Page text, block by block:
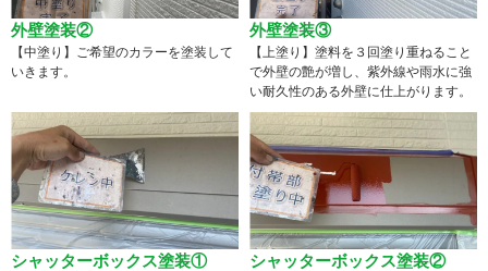
外壁塗装②
【中塗り】ご希望のカラーを塗装して
いきます。
外壁塗装③
【上塗り】塗料を３回塗り重ねること
で外壁の艶が増し、紫外線や雨水に強
い耐久性のある外壁に仕上がります。
シャッターボックス塗装① シャッターボックス塗装②